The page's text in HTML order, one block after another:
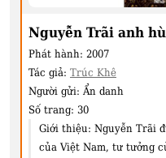
Nguyễn Trãi anh
Phát hành: 2007
Tác giả: Trúc Khê
Người gửi: Ẩn danh
Số trang: 30
Giới thiệu: Nguyễn Trãi
của Việt Nam, tư tưởng